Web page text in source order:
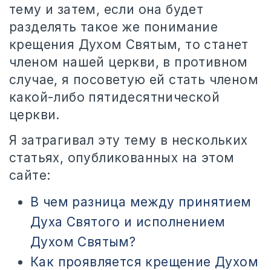
тему и затем, если она будет
разделять такое же понимание
крещения Духом Святым, то станет
членом нашей церкви, в противном
случае, я посоветую ей стать членом
какой-либо пятидесятнической
церкви.
Я затрагивал эту тему в нескольких
статьях, опубликованных на этом
сайте:
В чем разница между принятием
Духа Святого и исполнением
Духом Святым?
Как проявляется крещение Духом